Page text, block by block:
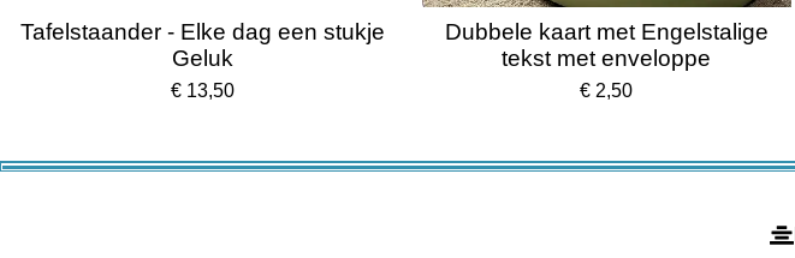
Tafelstaander - Elke dag een stukje
Geluk
€ 13,50
Dubbele kaart met Engelstalige
tekst met enveloppe
€ 2,50